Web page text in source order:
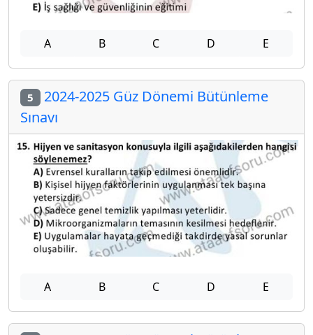
A B C D E
5 2024-2025 Güz Dönemi Bütünleme
Sınavı
A B C D E